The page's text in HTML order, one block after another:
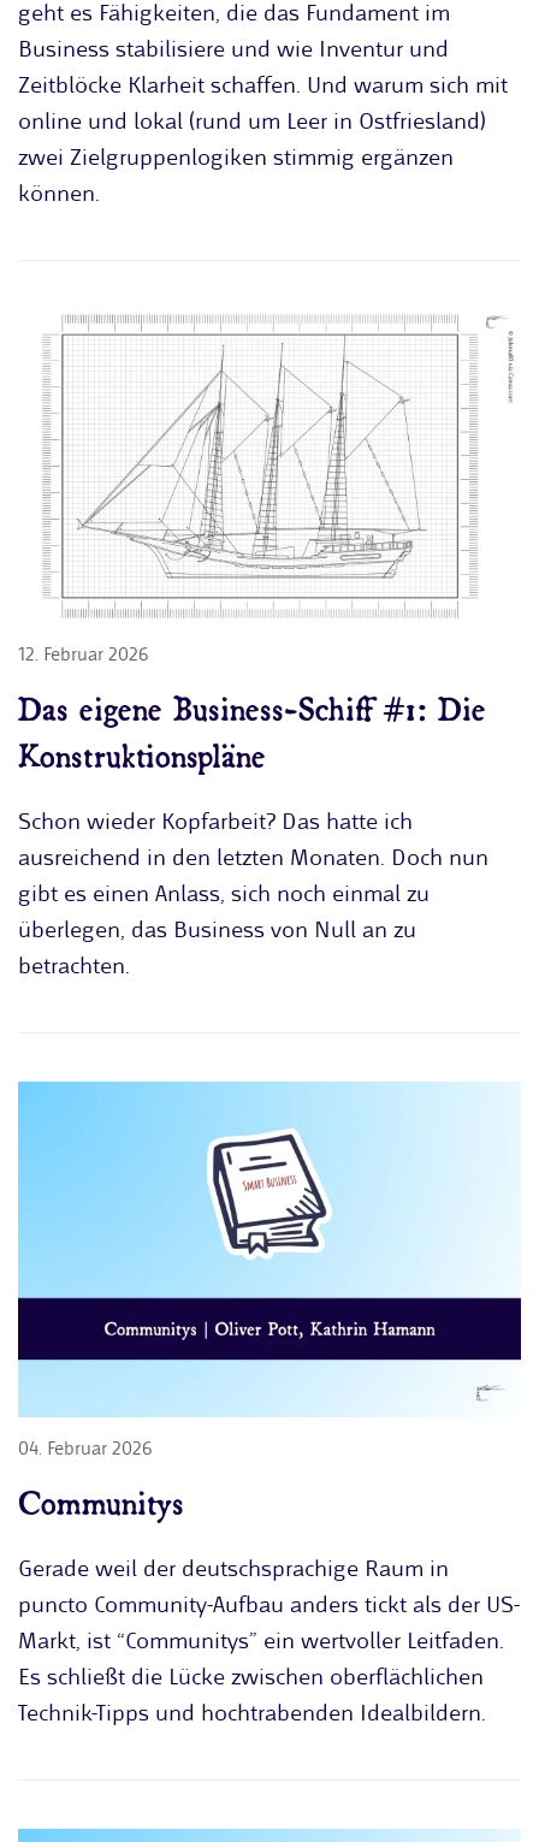
geht es Fähigkeiten, die das Fundament im
Business stabilisiere und wie Inventur und
Zeitblöcke Klarheit schaffen. Und warum sich mit
online und lokal (rund um Leer in Ostfriesland)
zwei Zielgruppenlogiken stimmig ergänzen
können.
12. Februar 2026
Das eigene Business-Schiff #1: Die
Konstruktionspläne
Schon wieder Kopfarbeit? Das hatte ich
ausreichend in den letzten Monaten. Doch nun
gibt es einen Anlass, sich noch einmal zu
überlegen, das Business von Null an zu
betrachten.
04. Februar 2026
Communitys
Gerade weil der deutschsprachige Raum in
puncto Community-Aufbau anders tickt als der US-
Markt, ist “Communitys” ein wertvoller Leitfaden.
Es schließt die Lücke zwischen oberflächlichen
Technik-Tipps und hochtrabenden Idealbildern.